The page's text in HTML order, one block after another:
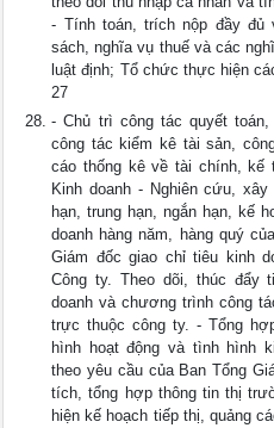
- Tính toán, trích nộp đầy đủ
sách, nghĩa vụ thuế và các
luật định; Tổ chức thực hiện
27
- Chủ trì công tác quyết
công tác kiểm kê tài sản,
cáo thống kê về tài chính, kế
Kinh doanh - Nghiên cứu,
hạn, trung hạn, ngắn hạn, kế
doanh hàng năm, hàng quý
Giám đốc giao chỉ tiêu kinh
Công ty. Theo dõi, thúc đẩy
doanh và chương trình công
trực thuộc công ty. - Tổng
hình hoạt động và tình hình
theo yêu cầu của Ban Tổng
tích, tổng hợp thông tin thị
hiện kế hoạch tiếp thị, quảng